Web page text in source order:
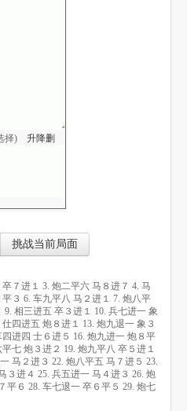
择) 升降删
挑战当前局面
７进１ 3. 炮二平六 马８进７ 4. 马
３ 6. 车九平八 马２进１ 7. 炮八平
相三进五 卒３进１ 10. 兵七进一 象
四进五 炮８进１ 13. 炮九退一 象３
进四 士６进５ 16. 炮九进一 炮８平
七 炮３进２ 19. 炮九平八 卒５进１
马２进３ 22. 炮八平五 马７进５ 23.
３进４ 25. 兵五进一 马４进３ 26. 炮
平６ 28. 车七退一 卒６平５ 29. 炮七